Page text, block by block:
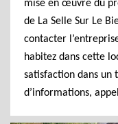
mise en œuvre du
de La Selle Sur Le
contacter
habitez dans cette
satisfaction dans un
d’informations,